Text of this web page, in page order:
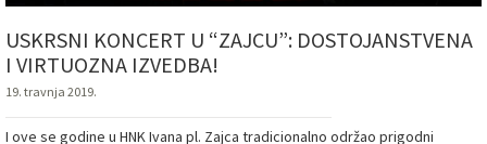
USKRSNI KONCERT U “ZAJCU”: DOSTOJANSTVENA
I VIRTUOZNA IZVEDBA!
19. travnja 2019.
I ove se godine u HNK Ivana pl. Zajca tradicionalno održao prigodni